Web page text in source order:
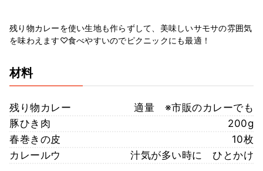
残り物カレーを使い生地も作らずして、美味しいサモサの雰囲気
を味わえます♡食べやすいのでピクニックにも最適！
材料
残り物カレー
適量 ※市販のカレーでも
豚ひき肉
200g
春巻きの皮
10枚
カレールウ
汁気が多い時に ひとかけ